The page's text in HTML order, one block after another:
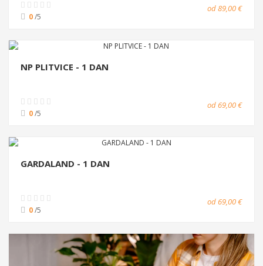
0/5
od 89,00 €
NP PLITVICE - 1 DAN
0/5
od 69,00 €
GARDALAND - 1 DAN
0/5
od 69,00 €